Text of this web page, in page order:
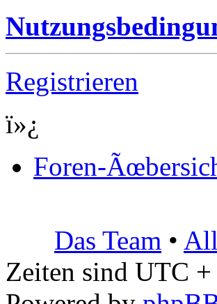
Registrieren
ï»¿
Foren-
Das Team •
Zeiten sind UTC